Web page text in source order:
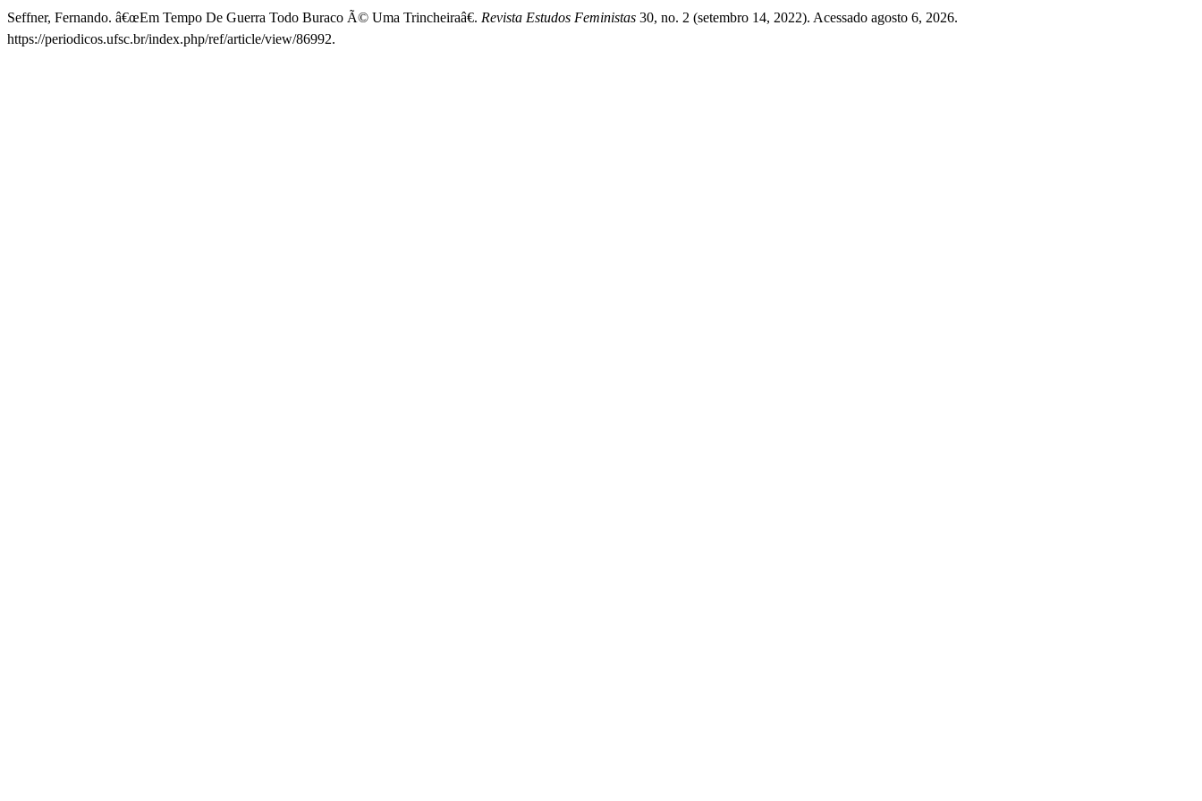
Seffner, Fernando. â€œEm Tempo De Guerra Todo Buraco Ã© Uma Trincheiraâ€. Revista Estudos Feministas 30, no. 2 (setembro 14, 2022). Acessado agosto 6, 2026.
https://periodicos.ufsc.br/index.php/ref/article/view/86992.